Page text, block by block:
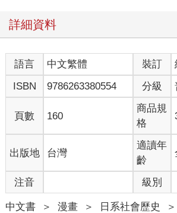
詳細資料
語言 中文繁體 裝訂
ISBN
9786263380554 分級
頁數 160
商品規
格
出版地 台灣
適讀年
齡
注音 級別
中文書 ＞ 漫畫 ＞ 日系社會歷史 ＞